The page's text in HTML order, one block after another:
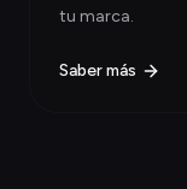
tu marca.
Saber más